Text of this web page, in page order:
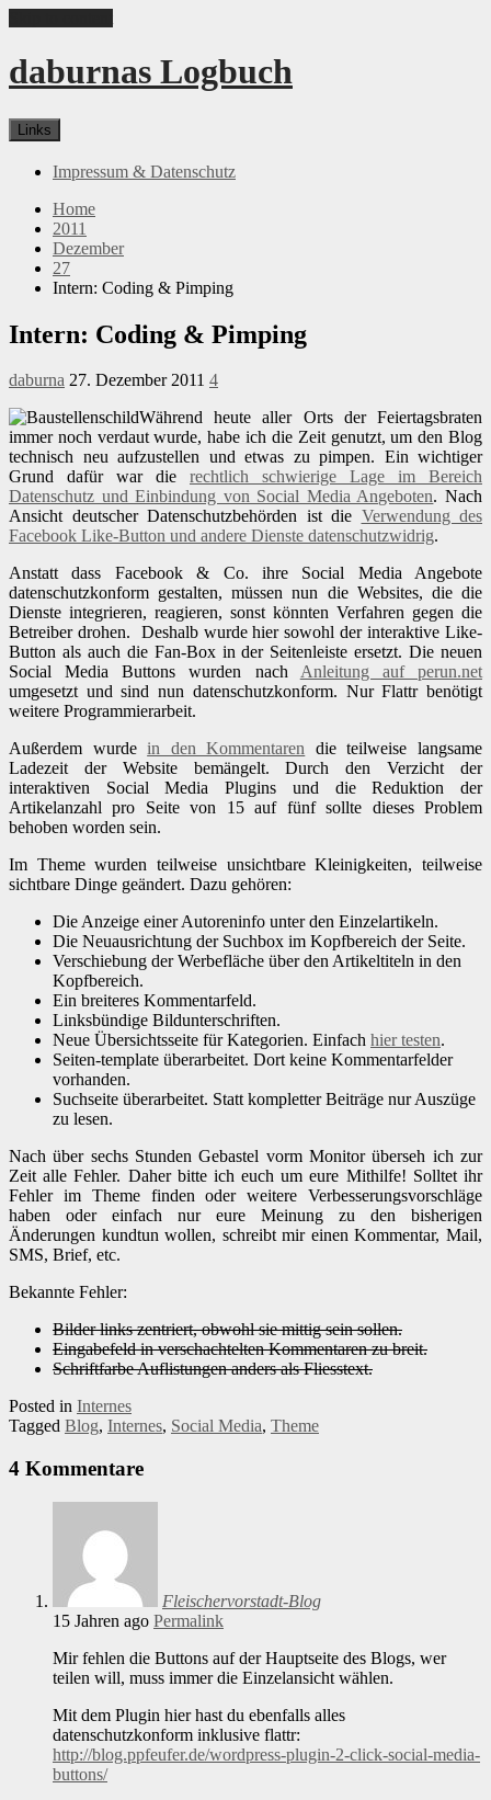
daburnas Logbuch
Links
Impressum & Datenschutz
Home
2011
Dezember
27
Intern: Coding & Pimping
Intern: Coding & Pimping
daburna 27. Dezember 2011 4
Während heute aller Orts der Feiertagsbraten
immer noch verdaut wurde, habe ich die Zeit genutzt, um den Blog
technisch neu aufzustellen und etwas zu pimpen. Ein wichtiger
Grund dafür war die rechtlich schwierige Lage im Bereich
Datenschutz und Einbindung von Social Media Angeboten. Nach
Ansicht deutscher Datenschutzbehörden ist die Verwendung des
Facebook Like-Button und andere Dienste datenschutzwidrig.
Anstatt dass Facebook & Co. ihre Social Media Angebote
datenschutzkonform gestalten, müssen nun die Websites, die die
Dienste integrieren, reagieren, sonst könnten Verfahren gegen die
Betreiber drohen. Deshalb wurde hier sowohl der interaktive Like-
Button als auch die Fan-Box in der Seitenleiste ersetzt. Die neuen
Social Media Buttons wurden nach Anleitung auf perun.net
umgesetzt und sind nun datenschutzkonform. Nur Flattr benötigt
weitere Programmierarbeit.
Außerdem wurdein den Kommentaren die teilweise langsame
Ladezeit der Website bemängelt. Durch den Verzicht der
interaktiven Social Media Plugins und die Reduktion der
Artikelanzahl pro Seite von 15 auf fünf sollte dieses Problem
behoben worden sein.
Im Theme wurden teilweise unsichtbare Kleinigkeiten, teilweise
sichtbare Dinge geändert. Dazu gehören:
Die Anzeige einer Autoreninfo unter den Einzelartikeln.
Die Neuausrichtung der Suchbox im Kopfbereich der Seite.
Verschiebung der Werbefläche über den Artikeltiteln in den
Kopfbereich.
Ein breiteres Kommentarfeld.
Linksbündige Bildunterschriften.
Neue Übersichtsseite für Kategorien. Einfach hier testen.
Seiten-template überarbeitet. Dort keine Kommentarfelder
vorhanden.
Suchseite überarbeitet. Statt kompletter Beiträge nur Auszüge
zu lesen.
Nach über sechs Stunden Gebastel vorm Monitor überseh ich zur
Zeit alle Fehler. Daher bitte ich euch um eure Mithilfe! Solltet ihr
Fehler im Theme finden oder weitere Verbesserungsvorschläge
haben oder einfach nur eure Meinung zu den bisherigen
Änderungen kundtun wollen, schreibt mir einen Kommentar, Mail,
SMS, Brief, etc.
Bekannte Fehler:
Bilder links zentriert, obwohl sie mittig sein sollen.
Eingabefeld in verschachtelten Kommentaren zu breit.
Schriftfarbe Auflistungen anders als Fliesstext.
Posted in Internes
Tagged Blog, Internes, Social Media, Theme
4 Kommentare
Fleischervorstadt-Blog
15 Jahren ago Permalink
Mir fehlen die Buttons auf der Hauptseite des Blogs, wer
teilen will, muss immer die Einzelansicht wählen.
Mit dem Plugin hier hast du ebenfalls alles
datenschutzkonform inklusive flattr:
http://blog.ppfeufer.de/wordpress-plugin-2-click-social-media-
buttons/